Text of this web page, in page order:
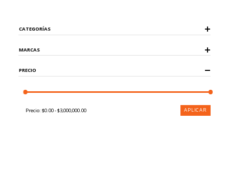
CATEGORÍAS
MARCAS
PRECIO
Precio: $0.00 - $3,000,000.00 APLICAR